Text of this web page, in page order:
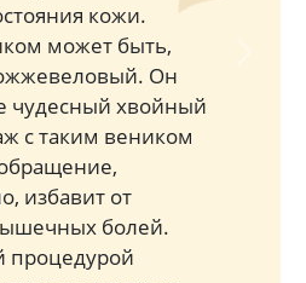
кожи.
может быть,
Он
чудесный хвойный
с таким веником
избавит от
болей.
процедурой